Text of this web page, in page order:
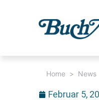
Home > News
Februar 5,